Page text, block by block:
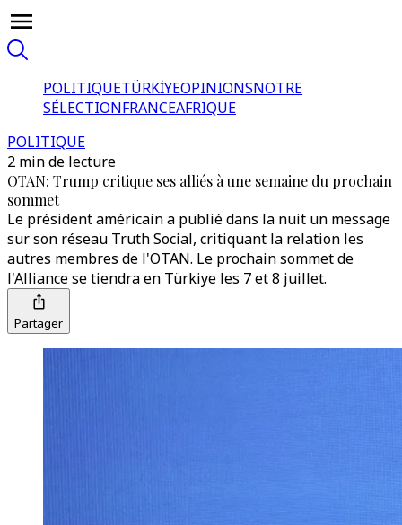
POLITIQUETÜRKİYEOPINIONSNOTRE
SÉLECTIONFRANCEAFRIQUE
POLITIQUE
2 min de lecture
OTAN: Trump critique ses alliés à une semaine du prochain
sommet
Le président américain a publié dans la nuit un message
sur son réseau Truth Social, critiquant la relation les
autres membres de l'OTAN. Le prochain sommet de
l'Alliance se tiendra en Türkiye les 7 et 8 juillet.
Partager